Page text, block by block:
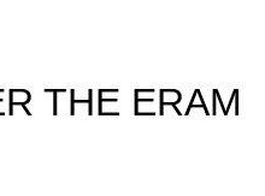
THE ERAM